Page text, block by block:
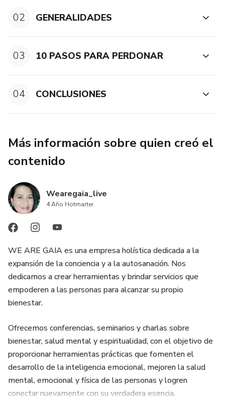
02 GENERALIDADES
03 10 PASOS PARA PERDONAR
04 CONCLUSIONES
Más información sobre quien creó el
contenido
Wearegaia_live
4 Año Hotmarter
WE ARE GAIA es una empresa holística dedicada a la
expansión de la conciencia y a la autosanación. Nos
dedicamos a crear herramientas y brindar servicios que
empoderen a las personas para alcanzar su propio
bienestar.
Ofrecemos conferencias, seminarios y charlas sobre
bienestar, salud mental y espiritualidad, con el objetivo de
proporcionar herramientas prácticas que fomenten el
desarrollo de la inteligencia emocional, mejoren la salud
mental, emocional y física de las personas y logren
conectar nuevamente con su verdadera esencia.